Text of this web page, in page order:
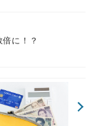
に！？